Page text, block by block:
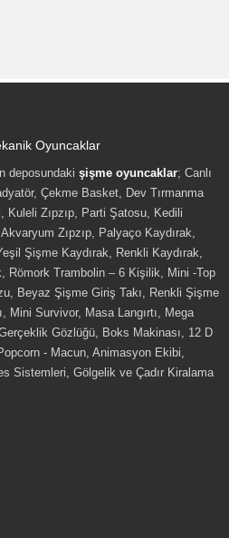
Oyuncaklar
deposundaki şişme oyuncaklar; Canlı
Çekme Basket, Dev Tırmanma
Kuleli Zıpzıp, Parti Şatosu, Kedili
Zıpzıp, Palyaço Kaydırak,
Şişme Kaydırak, Renkli Kaydırak,
Römork Trambolin – 6 Kişilik, Mini -Top
Beyaz Şişme Giriş Takı, Renkli Şişme
Mini Survivor, Masa Langırtı, Mega
Gözlüğü, Boks Makinası, 12 D
- Macun, Animasyon Ekibi,
Sistemleri, Gölgelik ve Çadır Kiralama